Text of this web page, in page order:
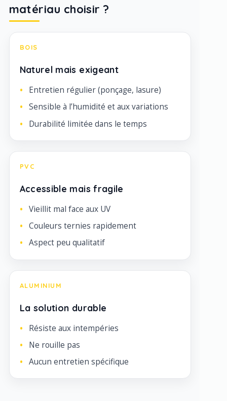
matériau choisir ?
BOIS
Naturel mais exigeant
Entretien régulier (ponçage, lasure)
Sensible à l’humidité et aux variations
Durabilité limitée dans le temps
PVC
Accessible mais fragile
Vieillit mal face aux UV
Couleurs ternies rapidement
Aspect peu qualitatif
ALUMINIUM
La solution durable
Résiste aux intempéries
Ne rouille pas
Aucun entretien spécifique